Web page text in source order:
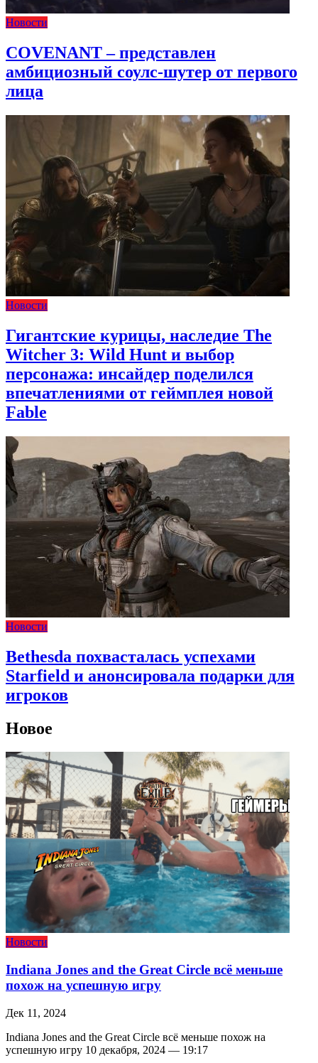
Новости
COVENANT – представлен
амбициозный соулс-шутер от первого
лица
Новости
Гигантские курицы, наследие The
Witcher 3: Wild Hunt и выбор
персонажа: инсайдер поделился
впечатлениями от геймплея новой
Fable
Новости
Bethesda похвасталась успехами
Starfield и анонсировала подарки для
игроков
Новое
Новости
Indiana Jones and the Great Circle всё меньше
похож на успешную игру
Дек 11, 2024
Indiana Jones and the Great Circle всё меньше похож на
успешную игру 10 декабря, 2024 — 19:17